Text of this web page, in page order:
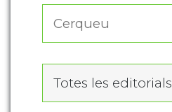
Totes les editorials